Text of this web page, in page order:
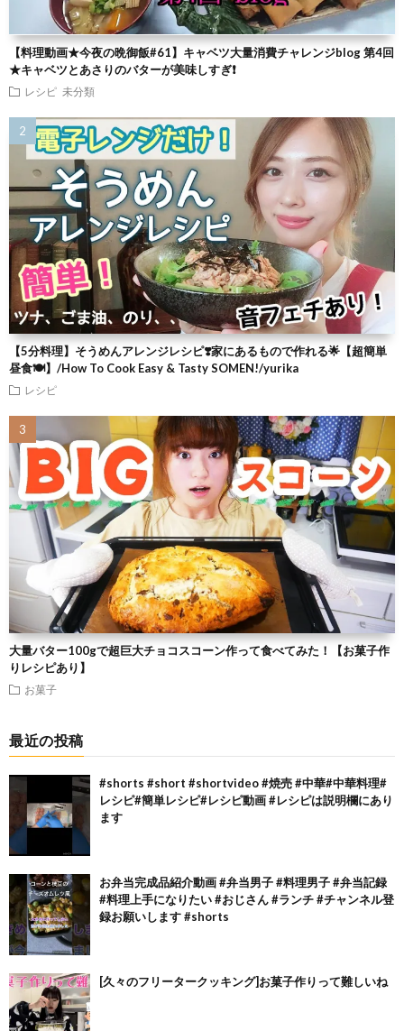
【料理動画★今夜の晩御飯#61】キャベツ大量消費チャレンジblog 第4回
★キャベツとあさりのバターが美味しすぎ❗
レシピ 未分類
【5分料理】そうめんアレンジレシピ❣️家にあるもので作れる🌟【超簡単
昼食🍽】/How To Cook Easy & Tasty SOMEN!/yurika
レシピ
大量バター100gで超巨大チョコスコーン作って食べてみた！【お菓子作
りレシピあり】
お菓子
最近の投稿
#shorts #short #shortvideo #焼売 #中華#中華料理#
レシピ#簡単レシピ#レシピ動画 #レシピは説明欄にあり
ます
お弁当完成品紹介動画 #弁当男子 #料理男子 #弁当記録
#料理上手になりたい #おじさん #ランチ #チャンネル登
録お願いします #shorts
[久々のフリータークッキング]お菓子作りって難しいね